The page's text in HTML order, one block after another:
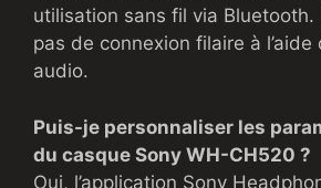
utilisation sans fil via Bluetooth.
pas de connexion filaire à l’aide
audio.
Puis-je personnaliser les
du casque Sony WH-CH520 ?
Oui, l’application Sony